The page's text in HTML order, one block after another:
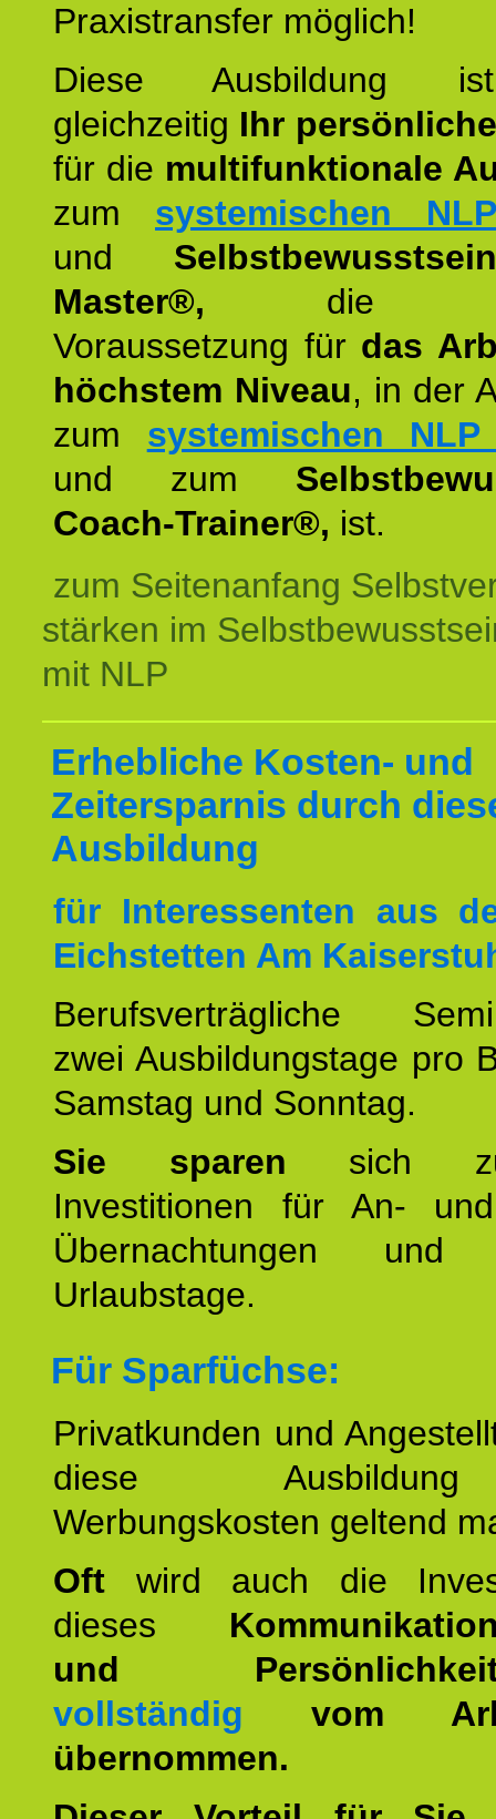
Praxistransfer möglich!
Diese Ausbildung
gleichzeitig Ihr
für die multifunktionale
zum systemischen
und
Master®, die
Voraussetzung für das
höchstem Niveau, in der
zum systemischen
und zum
Coach-Trainer®, ist.
zum Seitenanfang
stärken im
mit NLP
Erhebliche Kosten- und
Zeitersparnis durch
Ausbildung
für Interessenten aus
Eichstetten Am
Berufsverträgliche
zwei Ausbildungstage pro
Samstag und Sonntag.
Sie sparen sich
Investitionen für An-
Übernachtungen und
Urlaubstage.
Für Sparfüchse:
Privatkunden und
diese
Werbungskosten geltend
Oft wird auch die
dieses
und
vollständig vom
übernommen.